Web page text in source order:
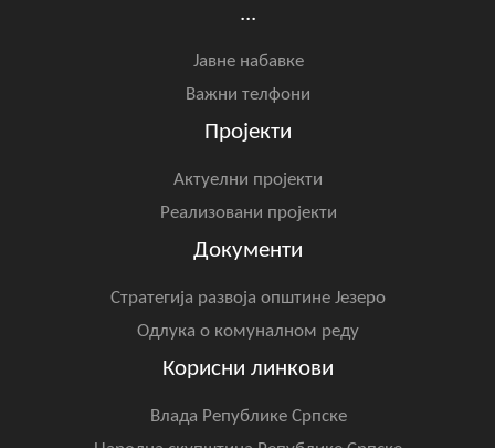
...
Јавне набавке
Важни телфони
Пројекти
Актуелни пројекти
Реализовани пројекти
Документи
Стратегија развоја општине Језеро
Одлука о комуналном реду
Корисни линкови
Влада Републике Српске